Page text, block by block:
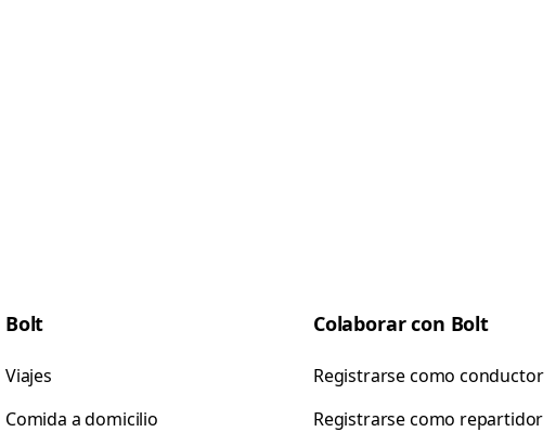
Bolt
Viajes
Comida a domicilio
Colaborar con Bolt
Registrarse como conductor
Registrarse como repartidor